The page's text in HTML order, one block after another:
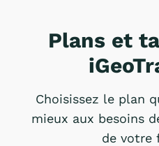
Plans et
Choisissez le plan
mieux aux besoins
de votre